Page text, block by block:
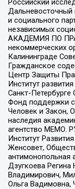
Российский
Дальневосточный
и социального
независимых
АКАДЕМИЯ ПО
некоммерческих
Калининграде
Гражданское
Центр Защиты
Институт
Санкт-Петербурге
Фонд поддержки
Человек и Закон,
наследия
агентство МЕМО.
Институт
Женсовет,
антимонопольная
Дзугкоева Регина
Владимирович,
Ольга Вадимовна,